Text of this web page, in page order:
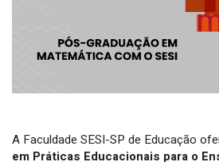
A Faculdade SESI-SP de Educação
em Práticas Educacionais para o